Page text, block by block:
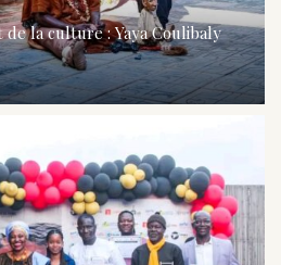
de la culture : Yaya Coulibaly